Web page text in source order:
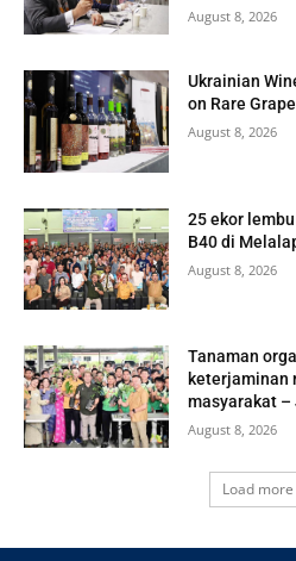
August 8, 2026
Ukrainian
on Rare
August 8, 2026
25 ekor
B40 di
August 8, 2026
Tanaman
keterjaminan
masyarakat –
August 8, 2026
Load more